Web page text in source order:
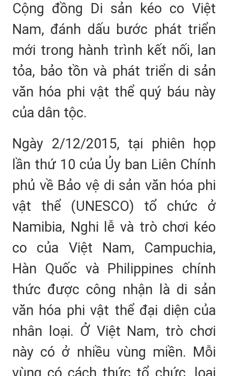
Cộng đồng Di sản kéo co Việt
Nam, đánh dấu bước phát triển
mới trong hành trình kết nối, lan
tỏa, bảo tồn và phát triển di sản
văn hóa phi vật thể quý báu này
của dân tộc.
Ngày 2/12/2015, tại phiên họp
lần thứ 10 của Ủy ban Liên Chính
phủ về Bảo vệ di sản văn hóa phi
vật thể (UNESCO) tổ chức ở
Namibia, Nghi lễ và trò chơi kéo
co của Việt Nam, Campuchia,
Hàn Quốc và Philippines chính
thức được công nhận là di sản
văn hóa phi vật thể đại diện của
nhân loại. Ở Việt Nam, trò chơi
này có ở nhiều vùng miền. Mỗi